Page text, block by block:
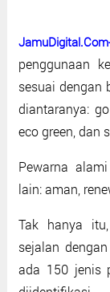
penggunaan
sesuai dengan
diantaranya:
eco green, dan
Pewarna
lain: aman,
Tak hanya
sejalan
ada 150 jenis